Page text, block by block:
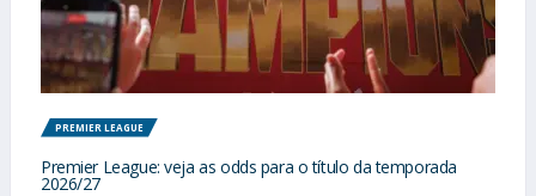
PREMIER LEAGUE
Premier League: veja as odds para o título da temporada
2026/27